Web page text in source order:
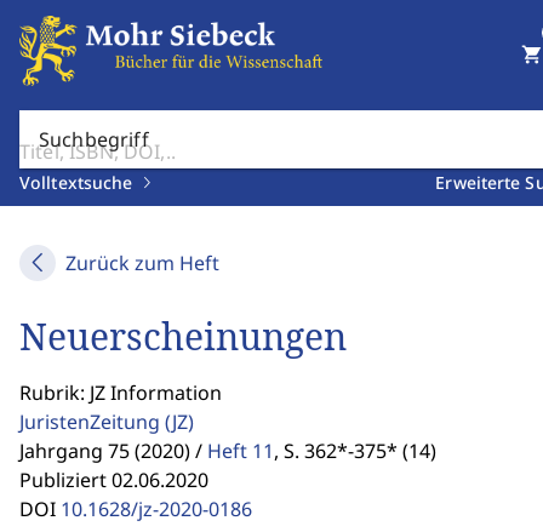
Suchbegriff
Volltextsuche Erweiterte
shopping_cart
Zurück zum Heft
Neuerscheinungen
Rubrik: JZ Information
JuristenZeitung (JZ)
Jahrgang 75 (2020) / Heft 11, S. 362*-375* (14)
Publiziert 02.06.2020
DOI 10.1628/jz-2020-0186